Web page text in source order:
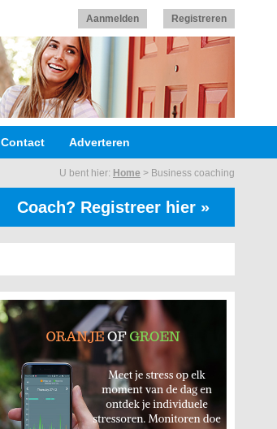
Aanmelden Registreren
Contact Adverteren
U bent hier: Home > Business coaching
Coach? Registreer hier »